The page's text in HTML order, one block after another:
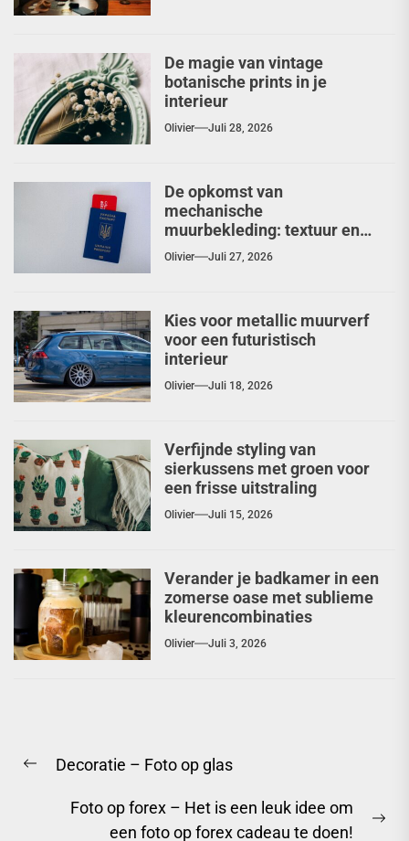
De magie van vintage
botanische prints in je
interieur
Olivier Juli 28, 2026
De opkomst van
mechanische
muurbekleding: textuur en
diepte herontdekt
Olivier Juli 27, 2026
Kies voor metallic muurverf
voor een futuristisch
interieur
Olivier Juli 18, 2026
Verfijnde styling van
sierkussens met groen voor
een frisse uitstraling
Olivier Juli 15, 2026
Verander je badkamer in een
zomerse oase met sublieme
kleurencombinaties
Olivier Juli 3, 2026
Previous
Decoratie – Foto op glas
Foto op forex – Het is een leuk idee om
een foto op forex cadeau te doen!